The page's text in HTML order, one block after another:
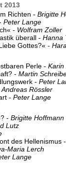
2013
Richten - Brigitte
Peter Lange
- Wolfram Zoller
überall - Hanna
Gottes?« -
Perle - Karin
- Martin
- Peter
Andreas Rössler
- Peter Lange
- Brigitte Hoffmann
Lutz
des Hellenismus -
Maria Lerch
Lange